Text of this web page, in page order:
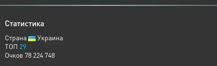
Статистика
Страна
Украина
ТОП 29
Очков 78 224 748